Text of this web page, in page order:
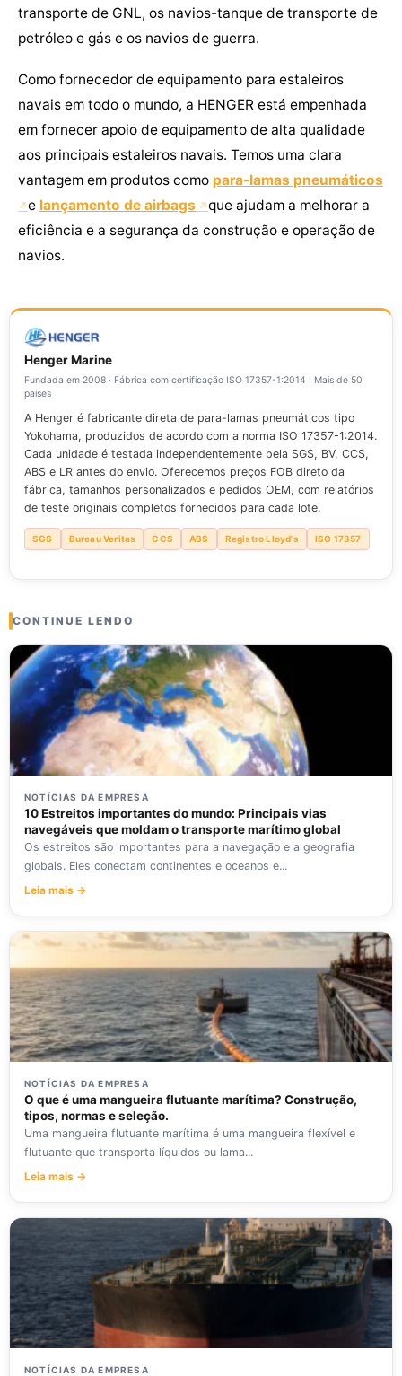
transporte de GNL, os navios-tanque de transporte de
petróleo e gás e os navios de guerra.
Como fornecedor de equipamento para estaleiros
navais em todo o mundo, a HENGER está empenhada
em fornecer apoio de equipamento de alta qualidade
aos principais estaleiros navais. Temos uma clara
vantagem em produtos como para-lamas pneumáticos
e lançamento de airbags
que ajudam a melhorar a
eficiência e a segurança da construção e operação de
navios.
Henger Marine
Fundada em 2008 · Fábrica com certificação ISO 17357-1:2014 · Mais de 50
países
A Henger é fabricante direta de para-lamas pneumáticos tipo
Yokohama, produzidos de acordo com a norma ISO 17357-1:2014.
Cada unidade é testada independentemente pela SGS, BV, CCS,
ABS e LR antes do envio. Oferecemos preços FOB direto da
fábrica, tamanhos personalizados e pedidos OEM, com relatórios
de teste originais completos fornecidos para cada lote.
SGS Bureau Veritas CCS ABS Registro Lloyd's ISO 17357
CONTINUE LENDO
NOTÍCIAS DA EMPRESA
10 Estreitos importantes do mundo: Principais vias
navegáveis que moldam o transporte marítimo global
Os estreitos são importantes para a navegação e a geografia
globais. Eles conectam continentes e oceanos e...
Leia mais →
NOTÍCIAS DA EMPRESA
O que é uma mangueira flutuante marítima? Construção,
tipos, normas e seleção.
Uma mangueira flutuante marítima é uma mangueira flexível e
flutuante que transporta líquidos ou lama...
Leia mais →
NOTÍCIAS DA EMPRESA